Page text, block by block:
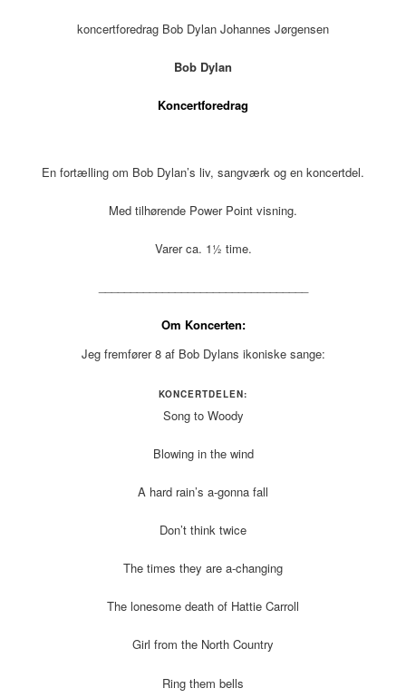
koncertforedrag Bob Dylan Johannes Jørgensen
Bob Dylan
Koncertforedrag
En fortælling om Bob Dylan’s liv, sangværk og en koncertdel.
Med tilhørende Power Point visning.
Varer ca. 1½ time.
Om Koncerten:
Jeg fremfører 8 af Bob Dylans ikoniske sange:
KONCERTDELEN:
Song to Woody
Blowing in the wind
A hard rain’s a-gonna fall
Don’t think twice
The times they are a-changing
The lonesome death of Hattie Carroll
Girl from the North Country
Ring them bells